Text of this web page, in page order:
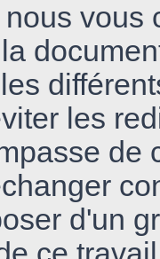
nous
les
de
d'un